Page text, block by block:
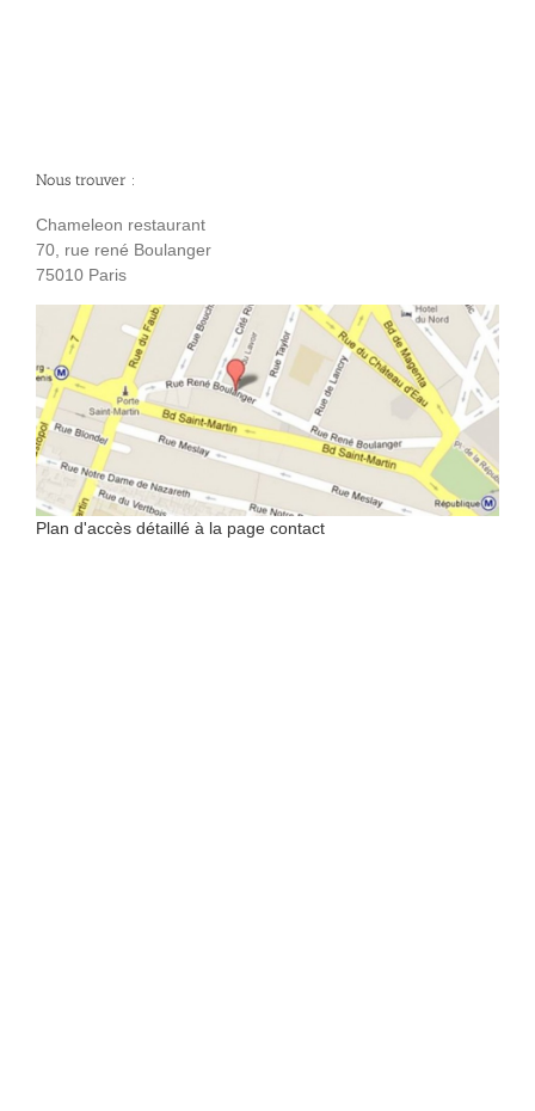
Nous trouver :
Chameleon restaurant
70, rue rené Boulanger
75010 Paris
Plan d'accès détaillé à la page contact